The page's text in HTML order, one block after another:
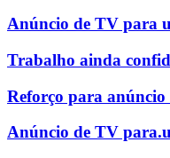
Anúncio de TV para
Trabalho ainda
Reforço para
Anúncio de TV